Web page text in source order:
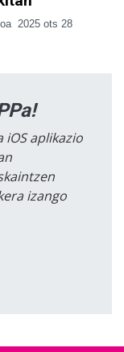
2025 ots 28
iOS aplikazio
izango